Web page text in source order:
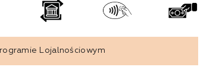
Lojalnościowym